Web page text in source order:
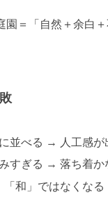
＝「自然＋余白
並べる → 人工感が
すぎる → 落ち着か
和」ではなくなる